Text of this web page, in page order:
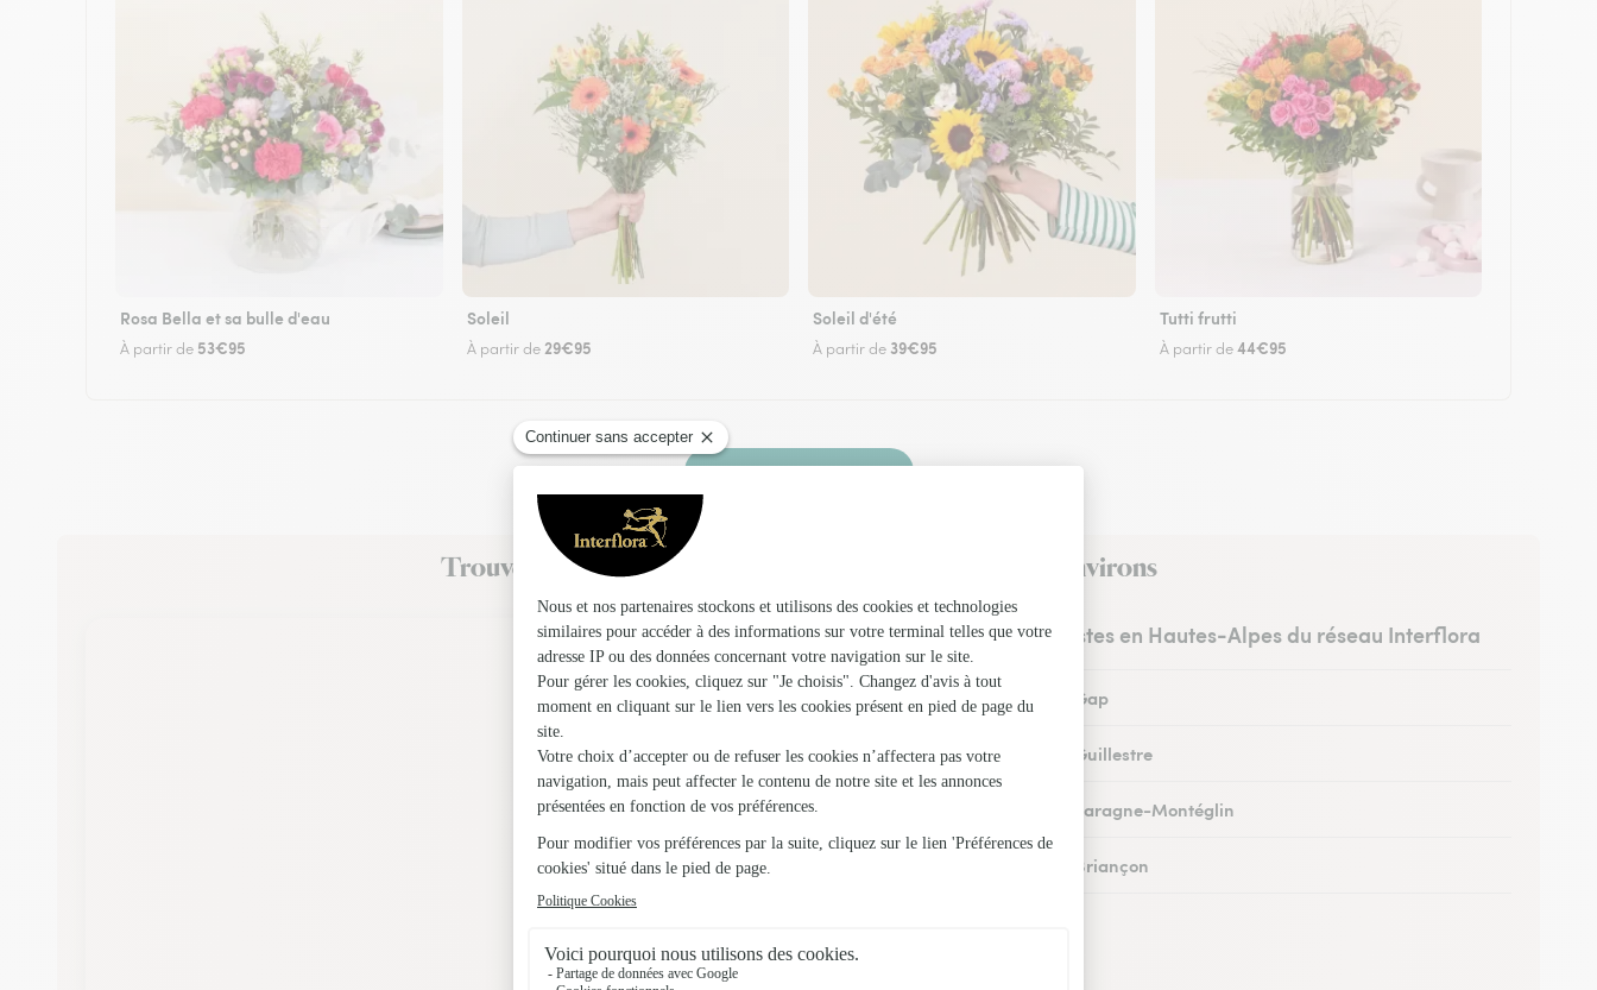
Rosa Bella et sa bulle d'eau
À partir de 53€95
Soleil
À partir de 29€95
Soleil d'été
À partir de 39€95
Tutti frutti
À partir de44€95
Faire livrer des fleurs
Trouvez un fleuriste Interflora à Montrond et dans ses environs
Les fleuristes en Hautes-Alpes du réseau Interflora
Fleuristes à Gap
Fleuristes à Guillestre
Fleuristes à Laragne-Montéglin
Fleuristes à Briançon